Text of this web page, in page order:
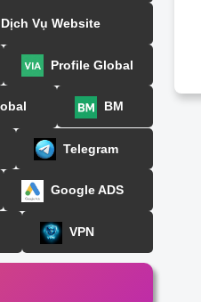
Dịch Vụ Website
Profile Global
BM
Telegram
Google ADS
VPN